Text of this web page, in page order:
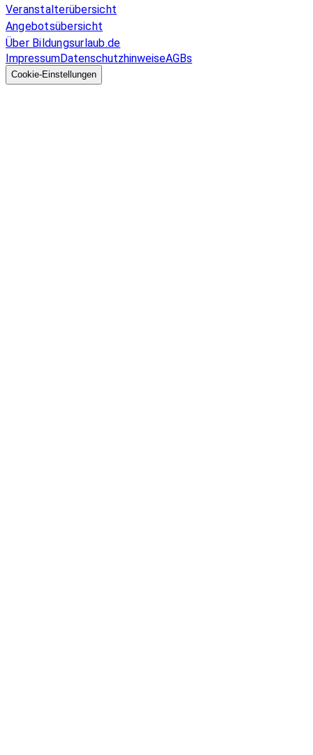
Veranstalterübersicht
Angebotsübersicht
Über Bildungsurlaub.de
ImpressumDatenschutzhinweiseAGBs
Cookie-Einstellungen